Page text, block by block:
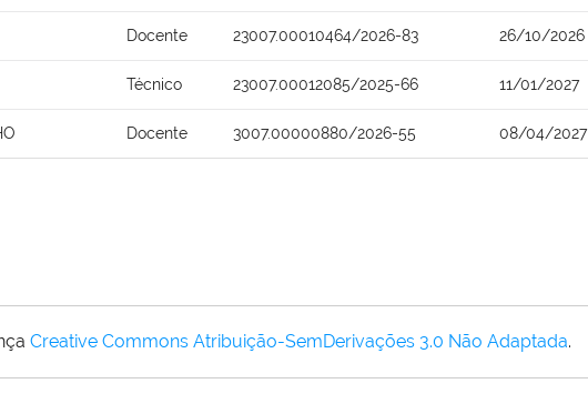
Docente 23007.00010464/2026-83 26/10/2026
Técnico 23007.00012085/2025-66 11/01/2027
Docente 3007.00000880/2026-55 08/04/2027
Creative Commons Atribuição-SemDerivações 3.0 Não Adaptada.